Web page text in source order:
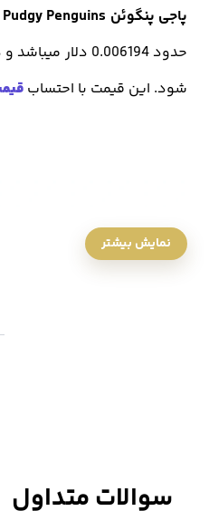
پاجی پنگوئن Pudgy Penguins
حدود 0.006194 دلار میباشد و در رتبه 85 از نظر ارزش بازار قرار دارد .
شود. این قیمت با احتساب
نمایش بیشتر
سوالات متداول